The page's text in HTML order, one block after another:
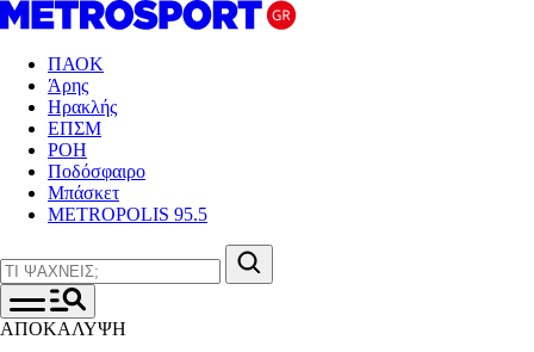
ΠΑΟΚ
Άρης
Ηρακλής
ΕΠΣΜ
ΡΟΗ
Ποδόσφαιρο
Μπάσκετ
METROPOLIS 95.5
ΑΠΟΚΑΛΥΨΗ